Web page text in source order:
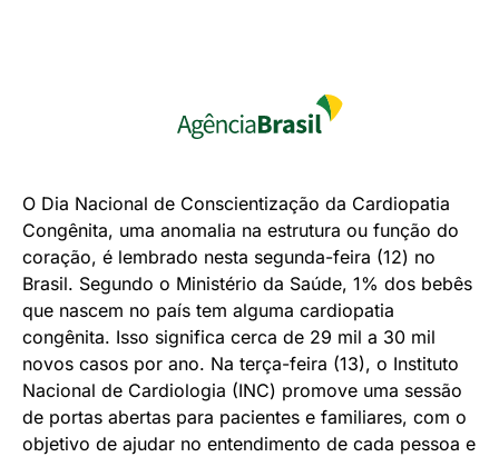
O Dia Nacional de Conscientização da Cardiopatia
Congênita, uma anomalia na estrutura ou função do
coração, é lembrado nesta segunda-feira (12) no
Brasil. Segundo o Ministério da Saúde, 1% dos bebês
que nascem no país tem alguma cardiopatia
congênita. Isso significa cerca de 29 mil a 30 mil
novos casos por ano. Na terça-feira (13), o Instituto
Nacional de Cardiologia (INC) promove uma sessão
de portas abertas para pacientes e familiares, com o
objetivo de ajudar no entendimento de cada pessoa e